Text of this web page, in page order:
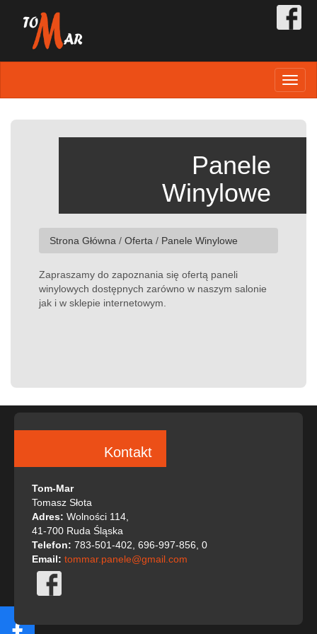
Panele
Winylowe
Strona Główna / Oferta / Panele Winylowe
Zapraszamy do zapoznania się ofertą paneli
winylowych dostępnych zarówno w naszym salonie
jak i w sklepie internetowym.
Kontakt
Tom-Mar
Tomasz Słota
Adres: Wolności 114,
41-700 Ruda Śląska
Telefon: 783-501-402, 696-997-856, 0
Email: tommar.panele@gmail.com